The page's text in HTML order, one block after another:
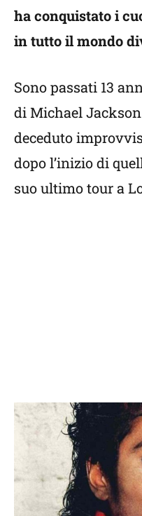
ha conquistato i
in tutto il mondo
Sono passati 13
di Michael
deceduto
dopo l’inizio di
suo ultimo tour a